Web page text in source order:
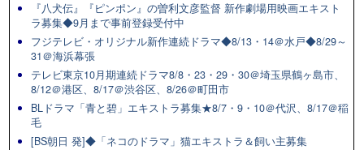
『八犬伝』『ピンポン』の曽利文彦監督 新作劇場用映画エキスト
ラ募集◆9月まで事前登録受付中
フジテレビ・オリジナル新作連続ドラマ◆8/13・14＠水戸◆8/29～
31＠海浜幕張
テレビ東京10月期連続ドラマ8/8・23・29・30＠埼玉県鶴ヶ島市、
8/12＠港区、8/17＠渋谷区、8/26＠町田市
BLドラマ「青と碧」エキストラ募集★8/7・9・10＠代沢、8/17＠稲
毛
[BS朝日 発]◆「ネコのドラマ」猫エキストラ＆飼い主募集